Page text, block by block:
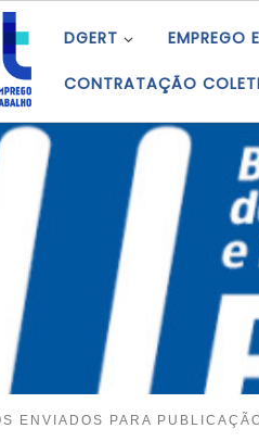
DGERT EMPREGO
CONTRATAÇÃO
ENVIADOS PARA